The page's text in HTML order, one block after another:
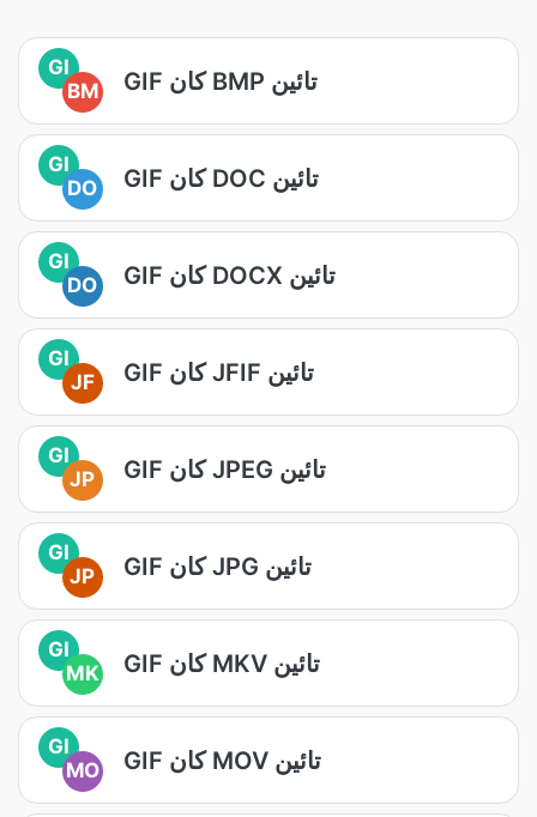
GI
BM
GIF کان BMP تائين
GI
DO
GIF کان DOC تائين
GI
DO
GIF کان DOCX تائين
GI
JF
GIF کان JFIF تائين
GI
JP
GIF کان JPEG تائين
GI
JP
GIF کان JPG تائين
GI
MK
GIF کان MKV تائين
GI
MO
GIF کان MOV تائين